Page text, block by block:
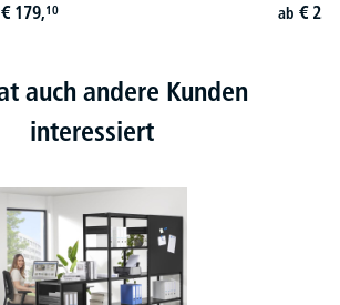
€ 179,10 ab €
auch andere Kunden
interessiert